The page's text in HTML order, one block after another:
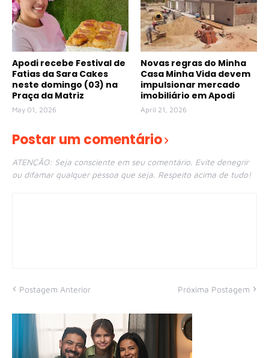
Apodi recebe Festival de
Fatias da Sara Cakes
neste domingo (03) na
Praça da Matriz
May 01, 2026
Novas regras do Minha
Casa Minha Vida devem
impulsionar mercado
imobiliário em Apodi
April 21, 2026
Postar um comentário
ATENÇÃO: Seja consciente em seu comentário. Evite denegrir
ou difamar qualquer pessoa que seja. Respeito acima de tudo!
Postagem Anterior Próxima Postagem